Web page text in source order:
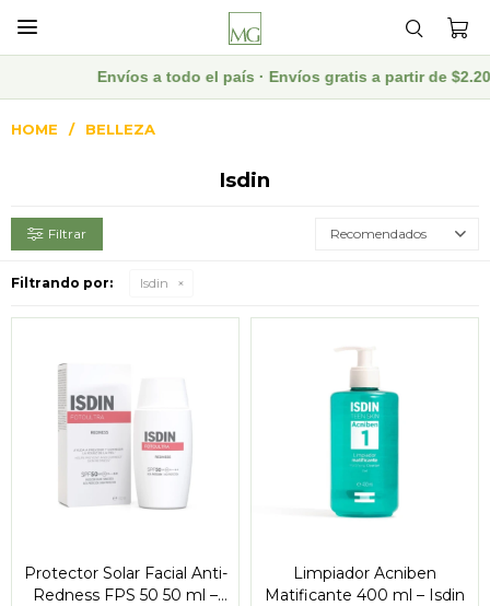

Envíos a todo el país · Envíos gratis a partir de $2.200
HOME BELLEZA
Isdin
Recomendados
Filtrando por: Isdin
Protector Solar Facial Anti-
Redness FPS 50 50 ml –
Limpiador Acniben
Matificante 400 ml – Isdin